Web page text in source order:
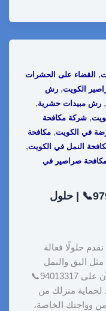
h
r
e
, القضاء على الحشرات
الكويت,رش
,رش مبيدات حشرية,
,شركة مكافحة
في الكويت,مكافحة
النمل في الكويت,
صراصير في
مكافحة حشرات الوفرة 97923973📞 | حلول
حلولًا فعالة
البق والنمل
والصراصير بأسعار مناسبة. اتصل بنا الآن على 94013317📞
لحماية منزلك من
وواحتك الخاصة،